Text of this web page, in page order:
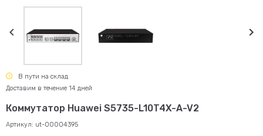
Коммутатор Huawei S5735-L10T4X-A-V2
Артикул: ut-00004395
В пути на склад
Доставим в течение 14 дней